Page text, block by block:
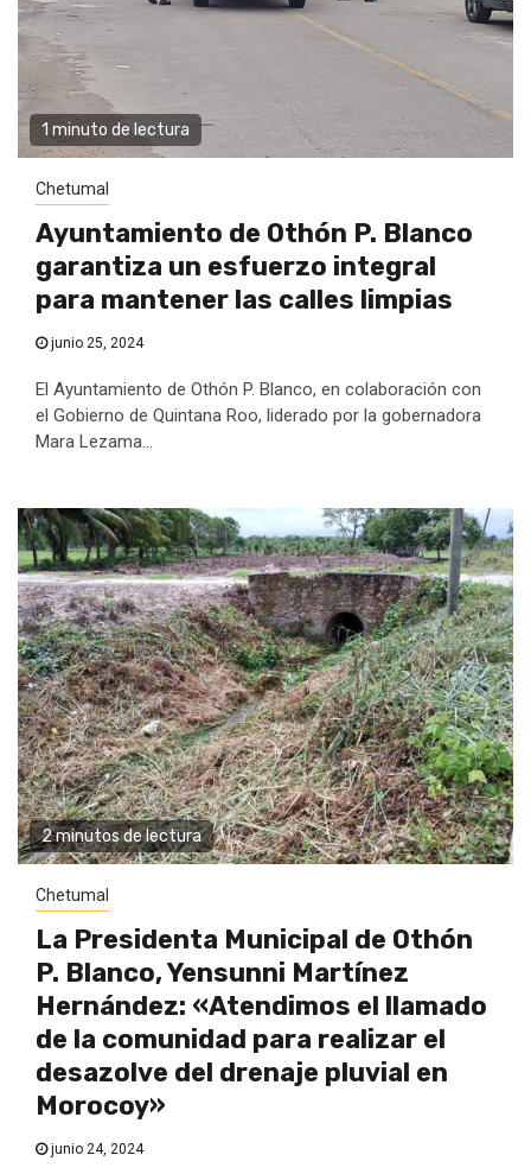
1 minuto de lectura
Chetumal
Ayuntamiento de Othón P. Blanco
garantiza un esfuerzo integral
para mantener las calles limpias
junio 25, 2024
El Ayuntamiento de Othón P. Blanco, en colaboración con
el Gobierno de Quintana Roo, liderado por la gobernadora
Mara Lezama...
2 minutos de lectura
Chetumal
La Presidenta Municipal de Othón
P. Blanco, Yensunni Martínez
Hernández: «Atendimos el llamado
de la comunidad para realizar el
desazolve del drenaje pluvial en
Morocoy»
junio 24, 2024